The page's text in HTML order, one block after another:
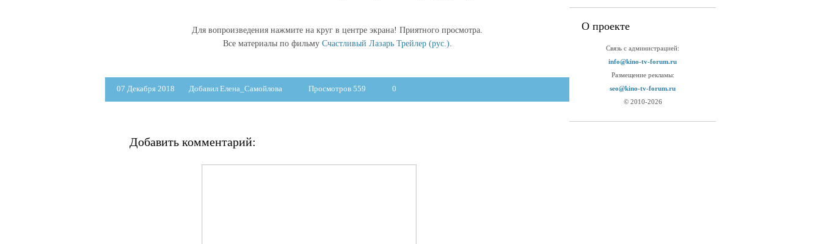
Для вопроизведения нажмите на круг в центре экрана! Приятного просмотра.
Все материалы по фильму Счастливый Лазарь Трейлер (рус.).
07 Декабря 2018 Добавил Елена_Самойлова Просмотров 559 0
Добавить комментарий:
О проекте
Связь с администрацией:
info@kino-tv-forum.ru
Размещение рекламы:
seo@kino-tv-forum.ru
© 2010-2026